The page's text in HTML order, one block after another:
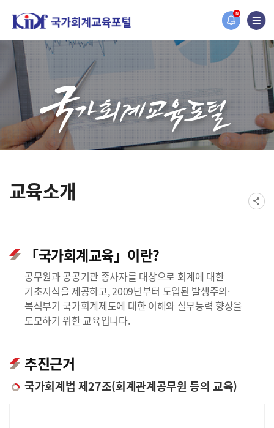
N
홈페이지가 새롭게 개편되었습니다.
한국조세재정연구원홈페이지가 새롭게 개설되었습니다.
교육소개
「국가회계교육」이란?
공무원과 공공기관 종사자를 대상으로 회계에 대한
기초지식을 제공하고, 2009년부터 도입된 발생주의·
복식부기 국가회계제도에 대한 이해와 실무능력 향상을
도모하기 위한 교육입니다.
추진근거
국가회계법 제27조(회계관계공무원 등의 교육)